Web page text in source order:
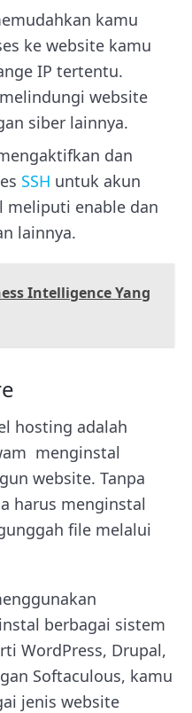
kamu
ke website kamu
IP tertentu.
website
siber lainnya.
dan
SSH untuk akun
meliputi enable dan
lainnya.
Intelligence Yang
hosting adalah
menginstal
website. Tanpa
harus menginstal
file melalui
berbagai sistem
WordPress, Drupal,
Softaculous, kamu
jenis website